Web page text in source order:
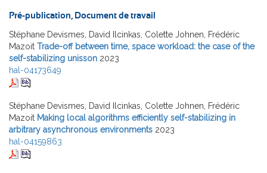
Pré-publication, Document de travail
Stéphane Devismes, David Ilcinkas, Colette Johnen, Frédéric
Mazoit Trade-off between time, space workload: the case of the
self-stabilizing unisson 2023
hal-04173649
Stéphane Devismes, David Ilcinkas, Colette Johnen, Frédéric
Mazoit Making local algorithms efficiently self-stabilizing in
arbitrary asynchronous environments 2023
hal-04159863